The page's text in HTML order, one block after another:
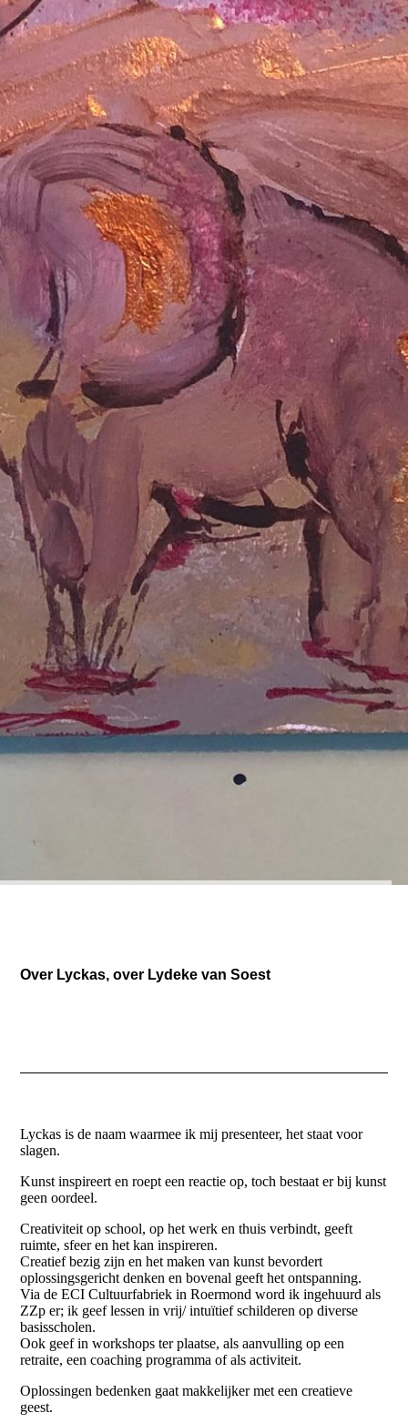
Over Lyckas, over Lydeke van Soest
Lyckas is de naam waarmee ik mij presenteer, het staat voor
slagen.
Kunst inspireert en roept een reactie op, toch bestaat er bij kunst
geen oordeel.
Creativiteit op school, op het werk en thuis verbindt, geeft
ruimte, sfeer en het kan inspireren.
Creatief bezig zijn en het maken van kunst bevordert
oplossingsgericht denken en bovenal geeft het ontspanning.
Via de ECI Cultuurfabriek in Roermond word ik ingehuurd als
ZZp er; ik geef lessen in vrij/ intuïtief schilderen op diverse
basisscholen.
Ook geef in workshops ter plaatse, als aanvulling op een
retraite, een coaching programma of als activiteit.
Oplossingen bedenken gaat makkelijker met een creatieve
geest.